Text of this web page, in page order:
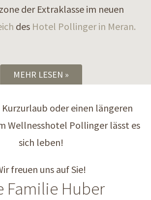
der Extraklasse im neuen
des Hotel Pollinger in Meran.
MEHR LESEN
oder einen längeren
Wellnesshotel Pollinger lässt es
sich leben!
freuen uns auf Sie!
Familie Huber